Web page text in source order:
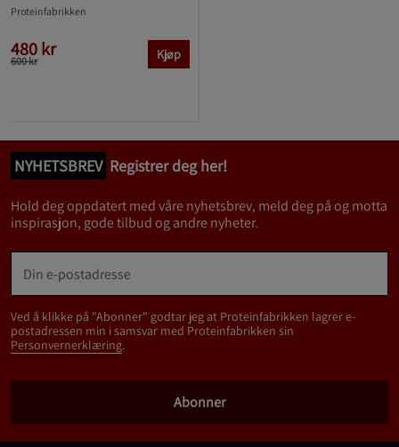
Proteinfabrikken
480 kr
600 kr Kjøp
NYHETSBREV Registrer deg her!
Hold deg oppdatert med våre nyhetsbrev, meld deg på og motta
inspirasjon, gode tilbud og andre nyheter.
Ved å klikke på "Abonner" godtar jeg at Proteinfabrikken lagrer e-
postadressen min i samsvar med Proteinfabrikken sin
Personvernerklæring.
Abonner